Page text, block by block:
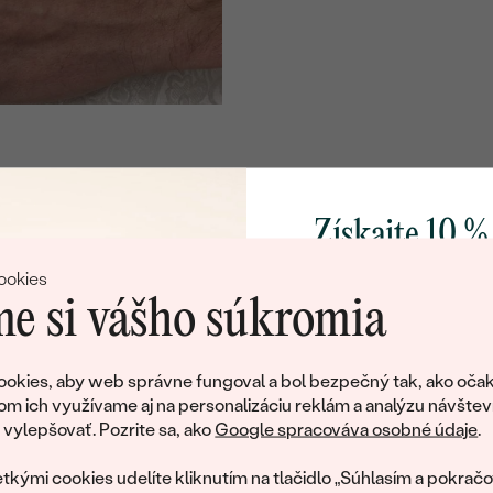
si vášho súkromia
aby web správne fungoval a bol bezpečný tak, ako
ich využívame aj na personalizáciu reklám a analýzu
Pozrite sa, ako Google spracováva osobné údaje.
cookies udelíte kliknutím na tlačidlo „Súhlasím a
ale tento šperk si už svojích majiteľov
množstvo podobných produktov. Pokiaľ chcete byť
šperku, nechajte nám svoj e-mail.
Získajte 10
poctivo vyrábaných
Ako darček na
obratom pošleme